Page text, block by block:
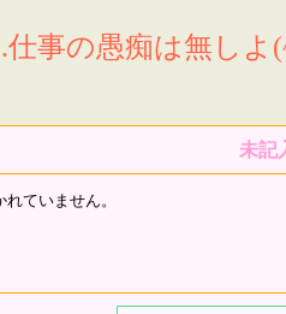
事の愚痴は無しよ
未記
ていません。